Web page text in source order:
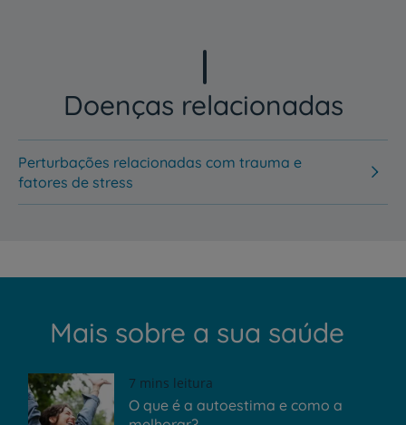
Doenças relacionadas
Perturbações relacionadas com trauma e
fatores de stress
Mais sobre a sua saúde
7 mins leitura
O que é a autoestima e como a